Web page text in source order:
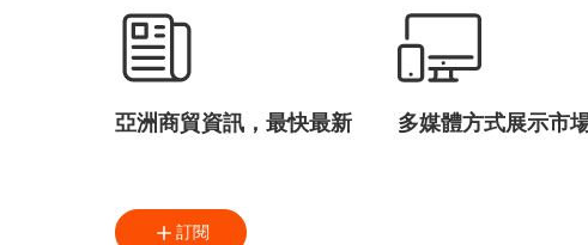
亞洲商貿資訊，最快最新 多媒體方式展示市
訂閱